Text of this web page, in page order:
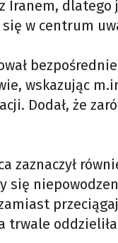
Iranem, dlatego
w centrum
wskazując
Dodał, że
zaznaczył
się
trwale